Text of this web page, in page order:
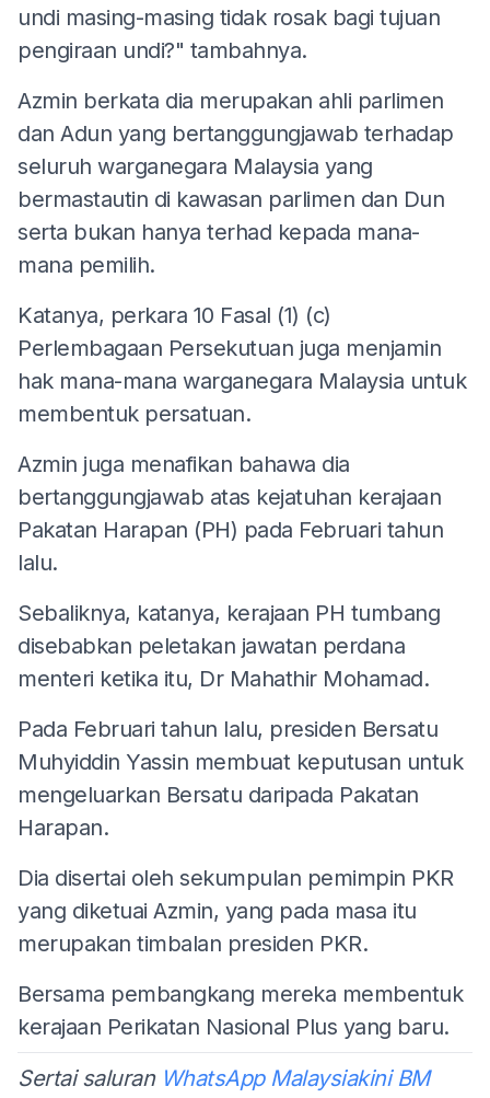
undi masing-masing tidak rosak bagi tujuan
pengiraan undi?" tambahnya.
Azmin berkata dia merupakan ahli parlimen
dan Adun yang bertanggungjawab terhadap
seluruh warganegara Malaysia yang
bermastautin di kawasan parlimen dan Dun
serta bukan hanya terhad kepada mana-
mana pemilih.
Katanya, perkara 10 Fasal (1) (c)
Perlembagaan Persekutuan juga menjamin
hak mana-mana warganegara Malaysia untuk
membentuk persatuan.
Azmin juga menafikan bahawa dia
bertanggungjawab atas kejatuhan kerajaan
Pakatan Harapan (PH) pada Februari tahun
lalu.
Sebaliknya, katanya, kerajaan PH tumbang
disebabkan peletakan jawatan perdana
menteri ketika itu, Dr Mahathir Mohamad.
Pada Februari tahun lalu, presiden Bersatu
Muhyiddin Yassin membuat keputusan untuk
mengeluarkan Bersatu daripada Pakatan
Harapan.
Dia disertai oleh sekumpulan pemimpin PKR
yang diketuai Azmin, yang pada masa itu
merupakan timbalan presiden PKR.
Bersama pembangkang mereka membentuk
kerajaan Perikatan Nasional Plus yang baru.
Sertai saluran WhatsApp Malaysiakini BM